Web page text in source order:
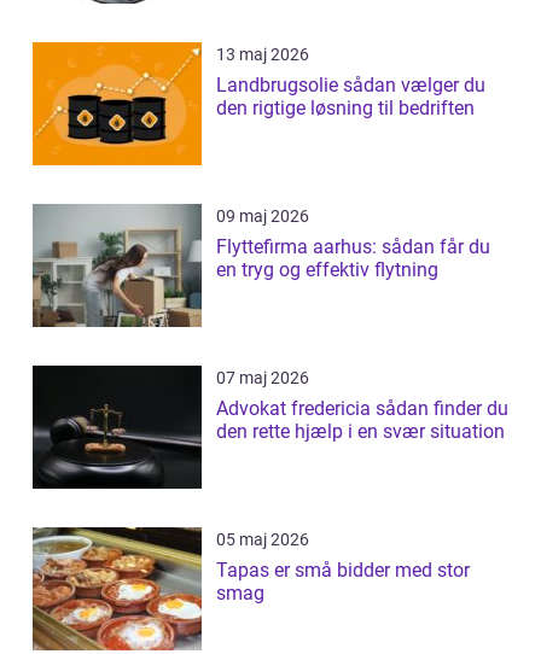
13 maj 2026
Landbrugsolie sådan vælger du
den rigtige løsning til bedriften
09 maj 2026
Flyttefirma aarhus: sådan får du
en tryg og effektiv flytning
07 maj 2026
Advokat fredericia sådan finder du
den rette hjælp i en svær situation
05 maj 2026
Tapas er små bidder med stor
smag